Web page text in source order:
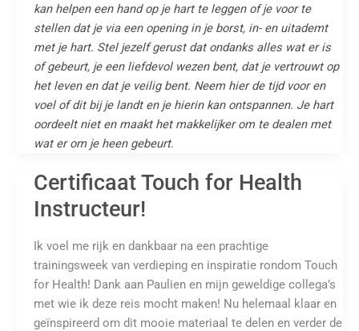
kan helpen een hand op je hart te leggen of je voor te
stellen dat je via een opening in je borst, in- en uitademt
met je hart. Stel jezelf gerust dat ondanks alles wat er is
of gebeurt, je een liefdevol wezen bent, dat je vertrouwt op
het leven en dat je veilig bent. Neem hier de tijd voor en
voel of dit bij je landt en je hierin kan ontspannen. Je hart
oordeelt niet en maakt het makkelijker om te dealen met
wat er om je heen gebeurt.
Certificaat Touch for Health
Instructeur!
Ik voel me rijk en dankbaar na een prachtige
trainingsweek van verdieping en inspiratie rondom Touch
for Health! Dank aan Paulien en mijn geweldige collega’s
met wie ik deze reis mocht maken! Nu helemaal klaar en
geïnspireerd om dit mooie materiaal te delen en verder de